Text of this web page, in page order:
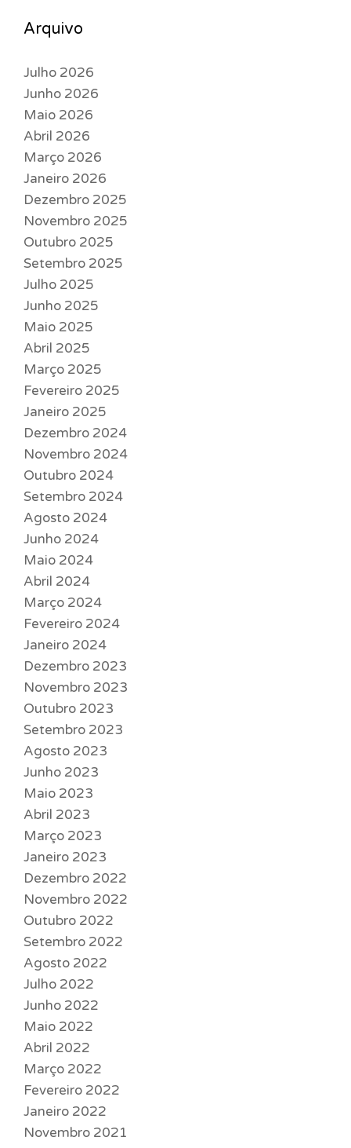
Arquivo
Julho 2026
Junho 2026
Maio 2026
Abril 2026
Março 2026
Janeiro 2026
Dezembro 2025
Novembro 2025
Outubro 2025
Setembro 2025
Julho 2025
Junho 2025
Maio 2025
Abril 2025
Março 2025
Fevereiro 2025
Janeiro 2025
Dezembro 2024
Novembro 2024
Outubro 2024
Setembro 2024
Agosto 2024
Junho 2024
Maio 2024
Abril 2024
Março 2024
Fevereiro 2024
Janeiro 2024
Dezembro 2023
Novembro 2023
Outubro 2023
Setembro 2023
Agosto 2023
Junho 2023
Maio 2023
Abril 2023
Março 2023
Janeiro 2023
Dezembro 2022
Novembro 2022
Outubro 2022
Setembro 2022
Agosto 2022
Julho 2022
Junho 2022
Maio 2022
Abril 2022
Março 2022
Fevereiro 2022
Janeiro 2022
Novembro 2021